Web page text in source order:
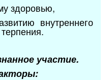
здоровью,
внутреннего
участие.